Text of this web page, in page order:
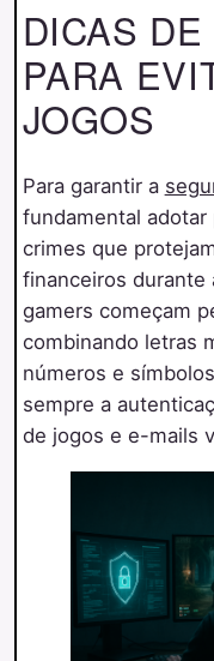
DICAS
PARA
JOGOS
Para garantir a
fundamental
crimes que
financeiros durante
gamers começam
combinando letras
números e
sempre a
de jogos e e-mails